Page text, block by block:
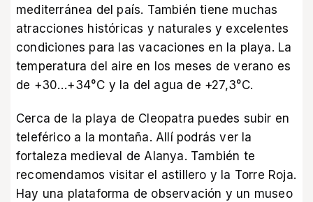
mediterránea del país. También tiene muchas
atracciones históricas y naturales y excelentes
condiciones para las vacaciones en la playa. La
temperatura del aire en los meses de verano es
de +30…+34°C y la del agua de +27,3°C.
Cerca de la playa de Cleopatra puedes subir en
teleférico a la montaña. Allí podrás ver la
fortaleza medieval de Alanya. También te
recomendamos visitar el astillero y la Torre Roja.
Hay una plataforma de observación y un museo